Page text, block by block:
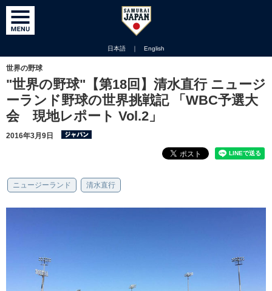
日本語 ｜ English
世界の野球
"世界の野球"【第18回】清水直行 ニュージ
ーランド野球の世界挑戦記 「WBC予選大
会 現地レポート Vol.2」
2016年3月9日
ニュージーランド 清水直行